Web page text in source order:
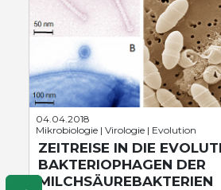
04.04.2018
Mikrobiologie | Virologie | Evolution
ZEITREISE IN DIE
BAKTERIOPHAGEN DER
MILCHSÄUREBAKTERIEN